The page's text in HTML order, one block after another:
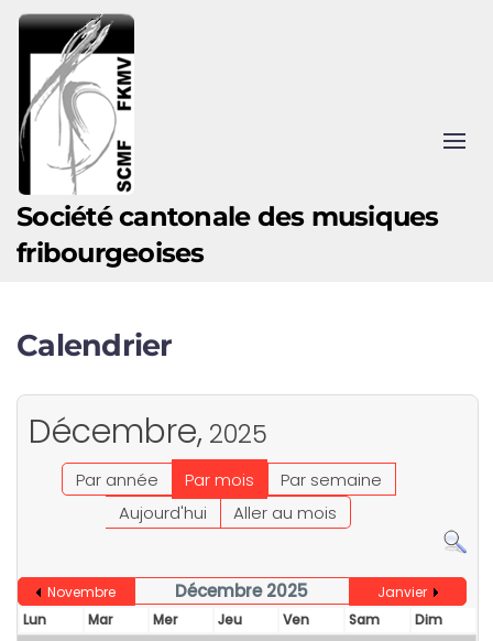
Accéder au contenu principal
Société cantonale des musiques
fribourgeoises
Calendrier
Décembre, 2025
Par année Par mois
Par semaine
Aujourd'hui
Aller au mois
Novembre Décembre 2025
Janvier
Lun
Mar Mer Jeu Ven Sam Dim